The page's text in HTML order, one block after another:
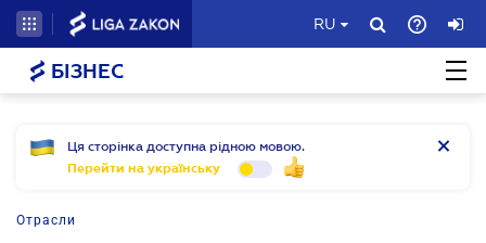
RU
БІЗНЕС
Ця сторінка доступна рідною мовою.
Перейти на українську
Отрасли